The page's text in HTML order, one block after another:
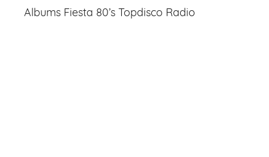
Albums Fiesta 80’s Topdisco Radio